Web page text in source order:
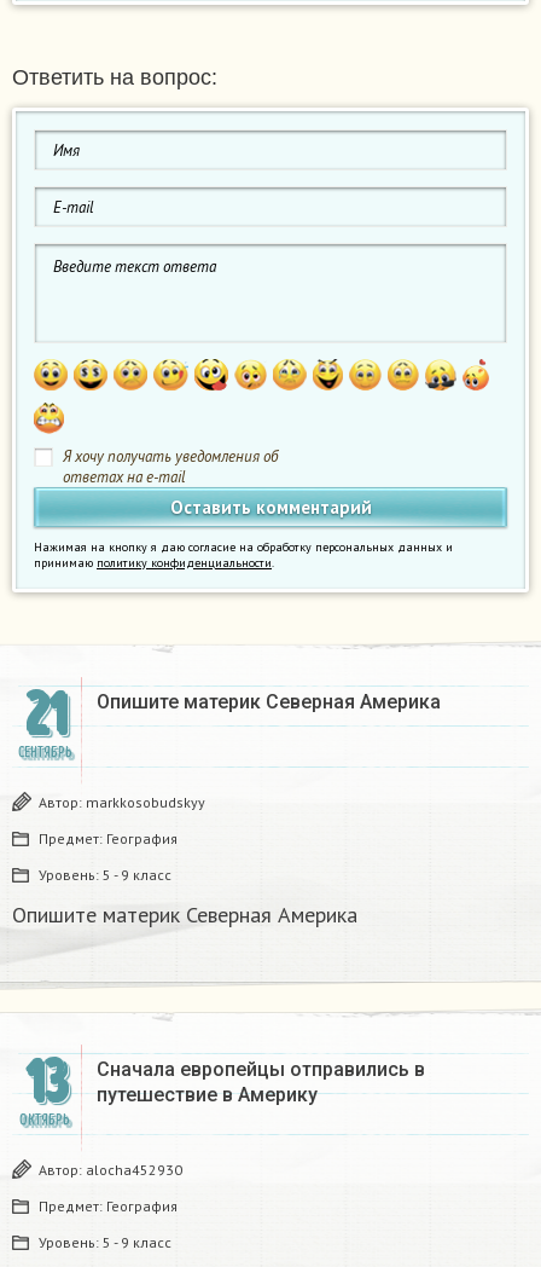
Ответить на вопрос:
Я хочу получать уведомления об
ответах на e-mail
Нажимая на кнопку я даю согласие на обработку персональных данных и
принимаю политику конфиденциальности.
21
СЕНТЯБРЬ
Опишите материк Северная Америка
Автор: markkosobudskyy
Предмет: География
Уровень: 5 - 9 класс
Опишите материк Северная Америка
13
ОКТЯБРЬ
Сначала европейцы отправились в
путешествие в Америку​
Автор: alocha452930
Предмет: География
Уровень: 5 - 9 класс